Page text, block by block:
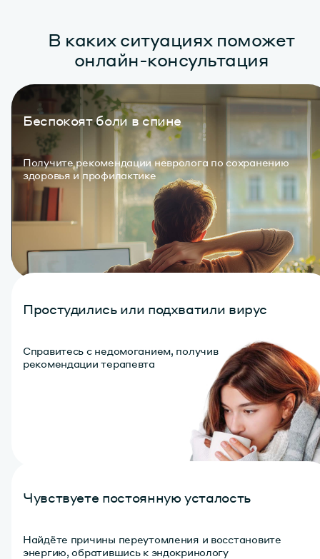
В каких ситуациях поможет
онлайн-консультация
Беспокоят боли в спине
Получите рекомендации невролога по сохранению
здоровья и профилактике
Простудились или подхватили вирус
Справитесь с недомоганием, получив
рекомендации терапевта
Чувствуете постоянную усталость
Найдёте причины переутомления и восстановите
энергию, обратившись к эндокринологу